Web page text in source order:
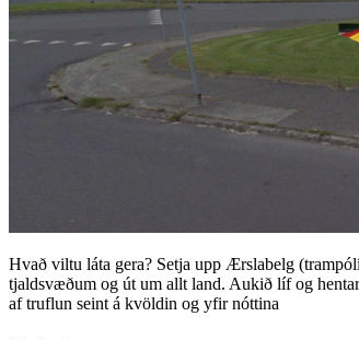
Hvað viltu láta gera? Setja upp Ærslabelg
tjaldsvæðum og út um allt land. Aukið líf og
af truflun seint á kvöldin og yfir nóttina